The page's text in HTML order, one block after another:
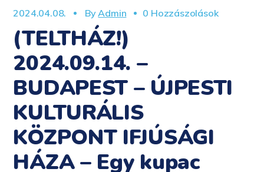
2024.04.08. ByAdmin 0 Hozzászolások
(TELTHÁZ!)
2024.09.14. –
BUDAPEST – ÚJPESTI
KULTURÁLIS
KÖZPONT IFJÚSÁGI
HÁZA – Egy kupac